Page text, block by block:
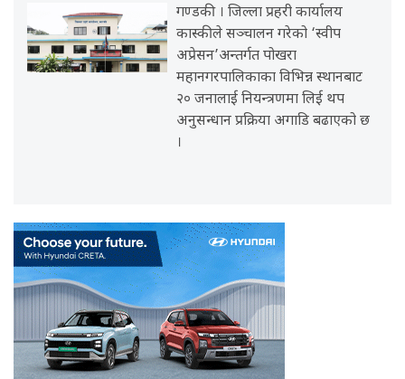
गण्डकी । जिल्ला प्रहरी कार्यालय
कास्कीले सञ्चालन गरेको ‘स्वीप
अप्रेसन’अन्तर्गत पोखरा
महानगरपालिकाका विभिन्न स्थानबाट
२० जनालाई नियन्त्रणमा लिई थप
अनुसन्धान प्रक्रिया अगाडि बढाएको छ
।